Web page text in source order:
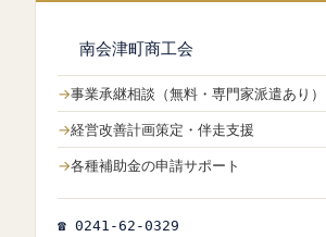
南会津町商工会
事業承継相談（無料・専門家派遣あり）
経営改善計画策定・伴走支援
各種補助金の申請サポート
☎ 0241-62-0329